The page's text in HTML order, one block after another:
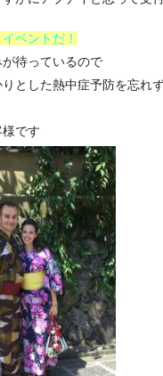
ベントだ！
待っているので
とした熱中症予防を忘れ
です